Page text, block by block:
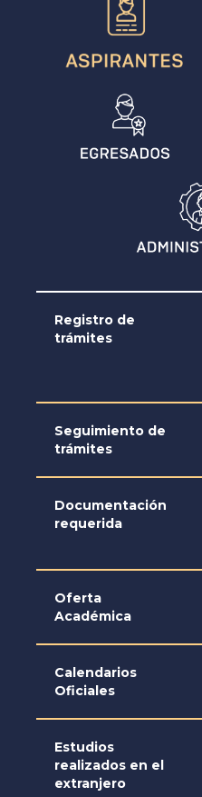
Registro de
trámites
Seguimiento de
trámites
Documentación
requerida
Oferta
Académica
Calendarios
Oficiales
Estudios
realizados en el
extranjero